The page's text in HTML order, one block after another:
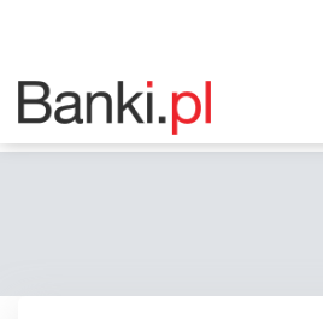
Strona główna
Bankomat Bank Polskiej